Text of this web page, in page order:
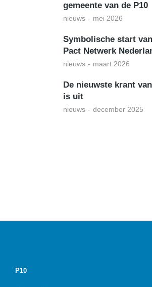
gemeente van de P10
nieuws mei 2026
Symbolische start
Pact Netwerk
nieuws maart 2026
De nieuwste krant
is uit
nieuws december 2025
P10